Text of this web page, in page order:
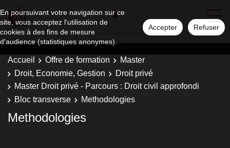
En poursuivant votre navigation sur ce
site, vous acceptez l'utilisation de
cookies à des fins de mesure
d'audience (statistiques anonymes).
Accepter Refuser
Accueil Offre de formation
Master
Droit, Economie, Gestion
Droit privé
Master Droit privé - Parcours : Droit civil approfondi
Bloc transverse
Methodologies
Methodologies